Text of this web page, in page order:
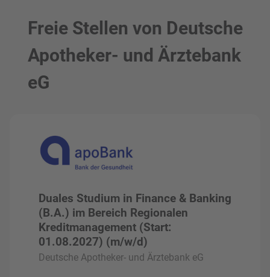
Freie Stellen von Deutsche
Apotheker- und Ärztebank
eG
Duales Studium in Finance & Banking
(B.A.) im Bereich Regionalen
Kreditmanagement (Start:
01.08.2027) (m/w/d)
Deutsche Apotheker- und Ärztebank eG